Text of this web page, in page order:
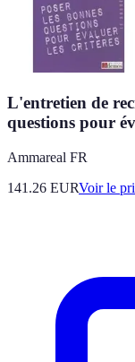
L'entretien de
questions pour
Ammareal FR
141.26 EURVoir le